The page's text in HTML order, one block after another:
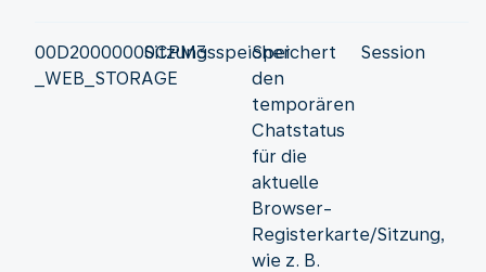
00D20000000CPM3
_WEB_STORAGE
SitzungsspeicherSpeichert
den
temporären
Chatstatus
für die
aktuelle
Browser-
Registerkarte/Sitzung,
wie z. B.
Session